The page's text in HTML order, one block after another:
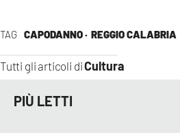
TAG CAPODANNO · REGGIO CALABRIA
Tutti gli articoli diCultura
PIÙ LETTI